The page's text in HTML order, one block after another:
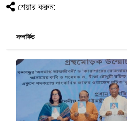
শেয়ার করুন:
সম্পর্কিত